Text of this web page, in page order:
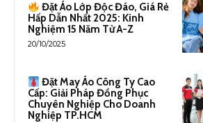
Đặt Áo Lớp Độc Đáo, Giá Rẻ
Hấp Dẫn Nhất 2025: Kinh
Nghiệm 15 Năm Từ A-Z
20/10/2025
Đặt May Áo Công Ty Cao
Cấp: Giải Pháp Đồng Phục
Chuyên Nghiệp Cho Doanh
Nghiệp TP.HCM